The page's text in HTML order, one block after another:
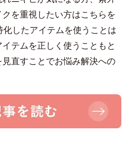
を重視したい方はこちらを
化したアイテムを使うことは
テムを正しく使うこともと
直すことでお悩み解決への